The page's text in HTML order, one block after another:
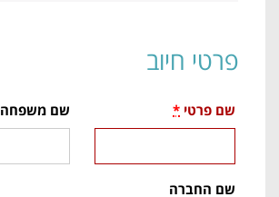
פרטי חיוב
שם פרטי * שם משפחה
שם החברה